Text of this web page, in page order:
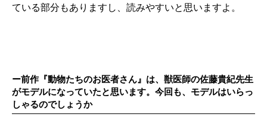
ている部分もありますし、読みやすいと思いますよ。
ー前作『動物たちのお医者さん』は、獣医師の佐藤貴紀先生
がモデルになっていたと思います。今回も、モデルはいらっ
しゃるのでしょうか